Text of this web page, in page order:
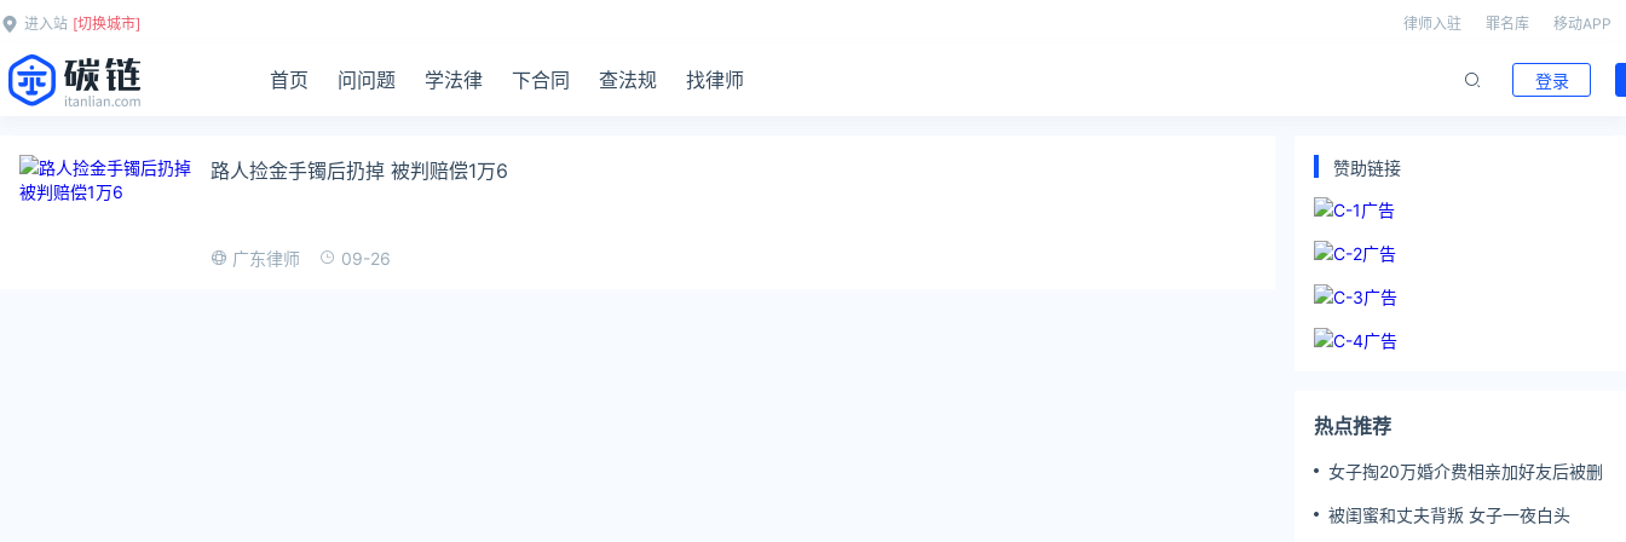
进入站 [切换城市] 律师入驻 罪名库 移动APP
首页 问问题 学法律 下合同 查法规 找律师 登录
路人捡金手镯后扔掉 被判赔偿1万6
广东律师 09-26
赞助链接
热点推荐
女子掏20万婚介费相亲加好友后被删
被闺蜜和丈夫背叛 女子一夜白头